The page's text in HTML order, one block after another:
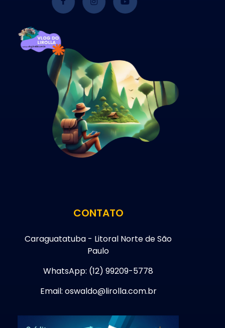
CONTATO
Caraguatatuba - Litoral Norte de São
Paulo
WhatsApp: (12) 99209-5778
Email: oswaldo@lirolla.com.br